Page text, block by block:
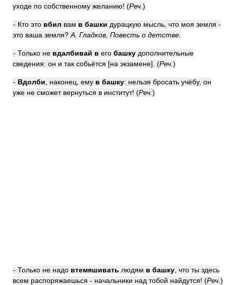
уходе по собственному желанию! (Реч. )
- Кто это вбил вам в башки дурацкую мысль, что моя земля -
это ваша земля? А. Гладков, Повесть о детстве.
- Только не вдалбивай в его башку дополнительные
сведения: он и так собьётся [на экзамене]. (Реч. )
- Вдолби , наконец, ему в башку: нельзя бросать учёбу, он
уже не сможет вернуться в институт! (Реч. )
- Только не надо втемяшивать людям в башку , что ты здесь
всем распоряжаешься - начальники над тобой найдутся! (Реч. )